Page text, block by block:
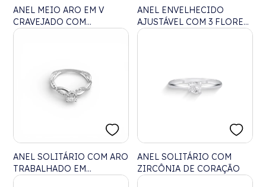
ANEL MEIO ARO EM V
CRAVEJADO COM
CORAÇÃO VAZADO
ANEL ENVELHECIDO
AJUSTÁVEL COM 3 FLORES
FLOCO DE NEVE VAZADAS
ANEL SOLITÁRIO COM ARO
TRABALHADO EM
ZIRCÔNIA CRISTAL
ANEL SOLITÁRIO COM
ZIRCÔNIA DE CORAÇÃO